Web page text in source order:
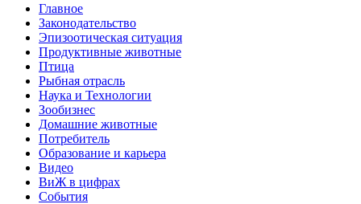
Главное
Законодательство
Эпизоотическая ситуация
Продуктивные животные
Птица
Рыбная отрасль
Наука и Технологии
Зообизнес
Домашние животные
Потребитель
Образование и карьера
Видео
ВиЖ в цифрах
События